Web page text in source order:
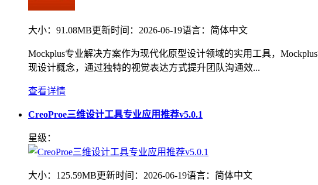
大小： 91.08MB更新时间： 2026-06-19语言： 简体中文
Mockplus专业解决方案作为现代化原型设计领域的实用工具，
现设计概念，通过独特的视觉表达方式提升团队沟通效...
查看详情
CreoProe三维设计工具专业应用推荐v5.0.1
星级：
大小： 125.59MB更新时间： 2026-06-19语言： 简体中文